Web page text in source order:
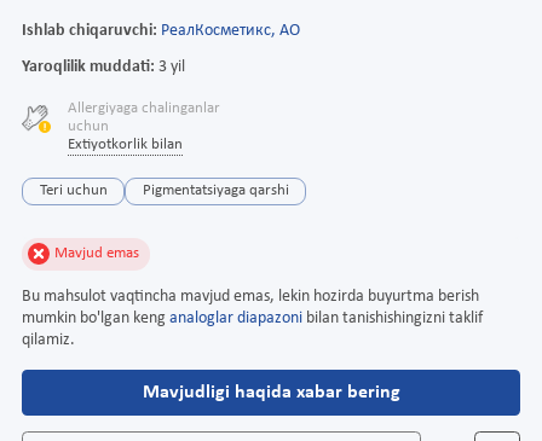
Ishlab chiqaruvchi: РеалКосметикс, АО
Yaroqlilik muddati: 3 yil
Allergiyaga chalinganlar
uchun
Extiyotkorlik bilan
Teri uchun Pigmentatsiyaga qarshi
Mavjud emas
Bu mahsulot vaqtincha mavjud emas, lekin hozirda buyurtma berish
mumkin bo'lgan keng analoglar diapazoni bilan tanishishingizni taklif
qilamiz.
Mavjudligi haqida xabar bering